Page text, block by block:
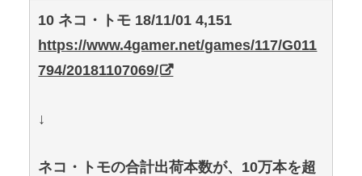
10 ネコ・トモ 18/11/01 4,151
https://www.4gamer.net/games/117/G011
794/20181107069/
↓
ネコ・トモの合計出荷本数が、10万本を超